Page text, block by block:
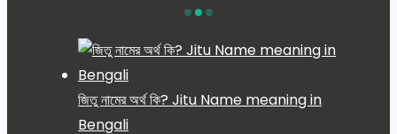
জিতু নামের অর্থ কি? Jitu Name meaning in
Bengali